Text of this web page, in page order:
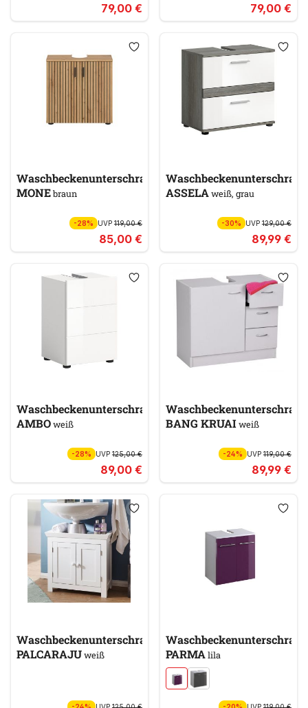
79,00 € 79,00 €
Waschbeckenunterschrank
MONEbraun
-28% UVP 119,00 €
85,00 €
Waschbeckenunterschrank
ASSELAweiß, grau
-30% UVP129,00 €
89,99 €
Waschbeckenunterschrank
AMBOweiß
-28% UVP 125,00 €
89,00 €
Waschbeckenunterschrank
BANG KRUAIweiß
-24% UVP119,00 €
89,99 €
Waschbeckenunterschrank
PALCARAJUweiß
-24% UVP 125,00 €
Waschbeckenunterschrank
PARMAlila
-20% UVP119,00 €